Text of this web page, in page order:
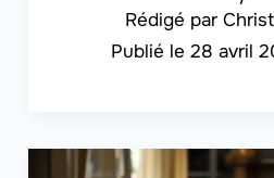
28 avril